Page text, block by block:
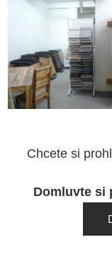
Chcete si
Domluvte si